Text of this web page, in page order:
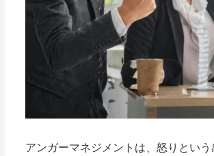
アンガーマネジメントは、怒りとい